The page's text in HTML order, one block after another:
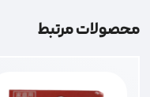
محصولات مرتبط